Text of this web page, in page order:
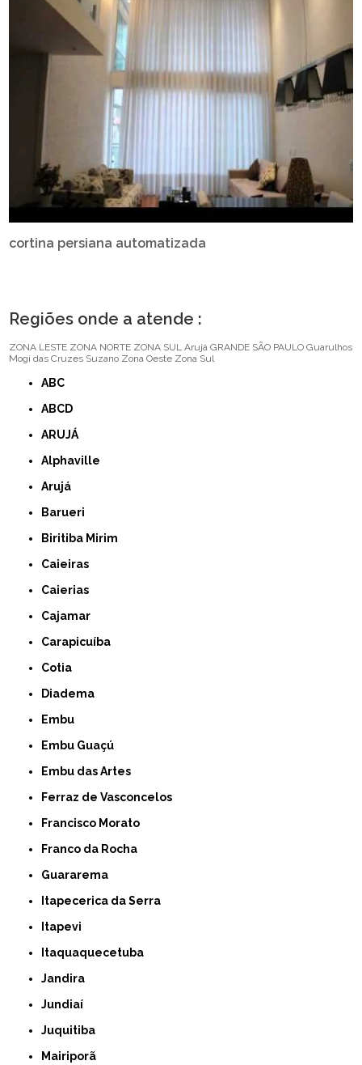
cortina persiana automatizada
Regiões onde a atende :
ZONA LESTE ZONA NORTE ZONA SUL Arujá GRANDE SÃO PAULO Guarulhos
Mogi das Cruzes Suzano Zona Oeste Zona Sul
ABC
ABCD
ARUJÁ
Alphaville
Arujá
Barueri
Biritiba Mirim
Caieiras
Caierias
Cajamar
Carapicuíba
Cotia
Diadema
Embu
Embu Guaçú
Embu das Artes
Ferraz de Vasconcelos
Francisco Morato
Franco da Rocha
Guararema
Itapecerica da Serra
Itapevi
Itaquaquecetuba
Jandira
Jundiaí
Juquitiba
Mairiporã